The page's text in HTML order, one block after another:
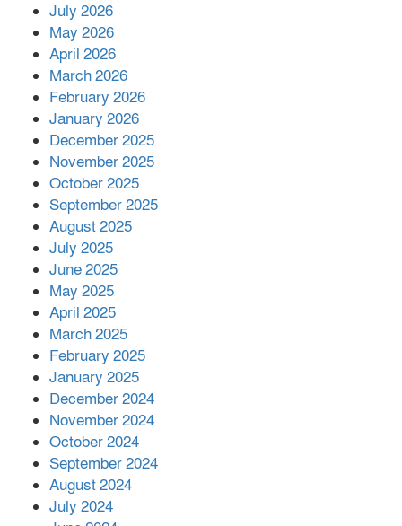
পর ফোন তারেক রহমানের,গ্যাস সঙ্কট
সহায়তা দিলেন সাচিং প্রু জেরী
July 2026
May 2026
April 2026
March 2026
February 2026
January 2026
December 2025
November 2025
October 2025
September 2025
August 2025
July 2025
June 2025
May 2025
April 2025
March 2025
February 2025
January 2025
December 2024
November 2024
October 2024
September 2024
August 2024
July 2024